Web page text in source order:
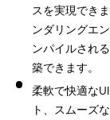
スを実現でき
ンダリングエ
ンパイルされ
築できます。
柔軟で快適な
ト、スムーズ